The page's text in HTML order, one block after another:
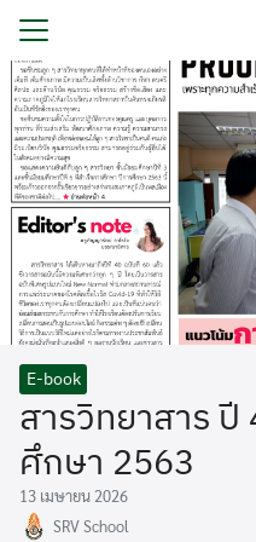
content
ก
นักเรียน
ะกันคุณภาพการศึกษา
รงเรียน
านภายใน
สัมพันธ์
รา
Search
for:
E-book
สารวิทยาสาร
ศึกษา 2563
13 เมษายน 2026
SRV School